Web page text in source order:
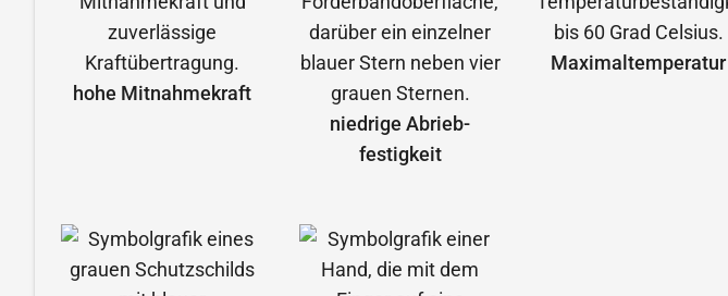
hohe Mitnahmekraft
niedrige Abrieb­
festigkeit
Maximal­temperatur